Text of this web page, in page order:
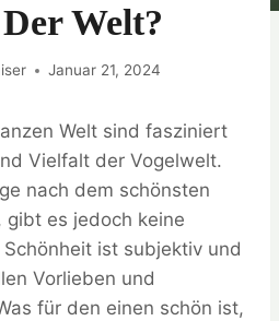
Welt?
Januar 21, 2024
Welt sind fasziniert
Vielfalt der Vogelwelt.
nach dem schönsten
gibt es jedoch keine
ist subjektiv und
Vorlieben und
für den einen schön ist,